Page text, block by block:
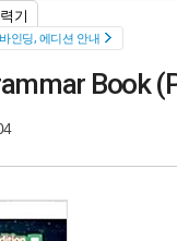
기
바인딩, 에디션 안내
Book